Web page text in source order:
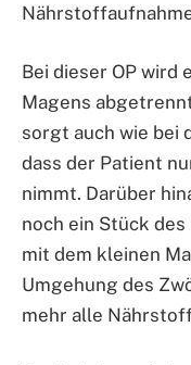
Bei dieser OP wird
Magens
sorgt auch wie bei
dass der Patient
nimmt. Darüber
noch ein Stück
mit dem kleinen
Umgehung des
mehr alle